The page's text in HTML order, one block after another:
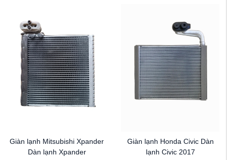
Giàn lạnh Mitsubishi Xpander
Dàn lạnh Xpander
Giàn lạnh Honda Civic Dàn
lạnh Civic 2017